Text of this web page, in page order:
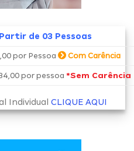
de 03 Pessoas
por Pessoa Com Carência
por pessoa *Sem Carência
Individual CLIQUE AQUI